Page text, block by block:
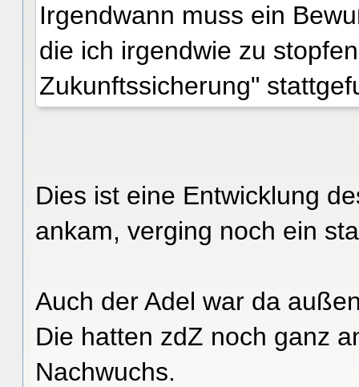
Irgendwann muss ein
die ich irgendwie zu
Zukunftssicherung"
Dies ist eine Entwicklung
ankam, verging noch ein
Auch der Adel war da
Die hatten zdZ noch ganz
Nachwuchs.